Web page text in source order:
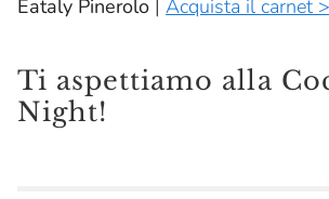
Eataly Pinerolo Acquista il carnet >
Ti aspettiamo alla
Night!